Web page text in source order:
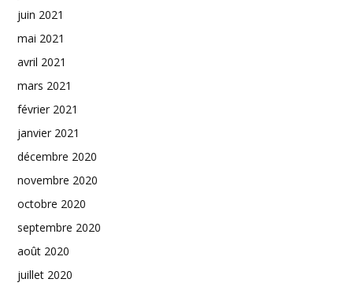
juin 2021
mai 2021
avril 2021
mars 2021
février 2021
janvier 2021
décembre 2020
novembre 2020
octobre 2020
septembre 2020
août 2020
juillet 2020